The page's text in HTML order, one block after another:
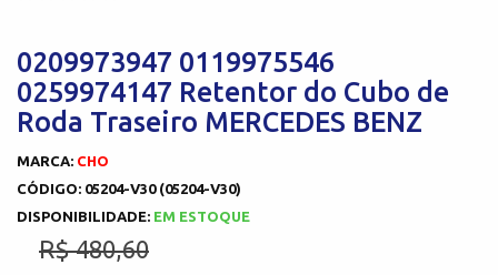
0209973947 0119975546
0259974147 Retentor do Cubo de
Roda Traseiro MERCEDES BENZ
MARCA: CHO
CÓDIGO: 05204-V30 (05204-V30)
DISPONIBILIDADE: EM ESTOQUE
R$ 480,60